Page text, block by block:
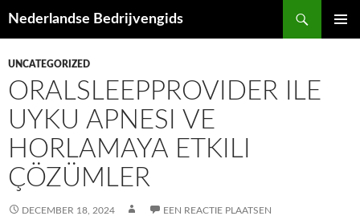
inhoud
Nederlandse Bedrijvengids
UNCATEGORIZED
ORALSLEEPPROVIDER ILE
UYKU APNESI VE
HORLAMAYA ETKILI
ÇÖZÜMLER
DECEMBER 18, 2024 EEN REACTIE PLAATSEN